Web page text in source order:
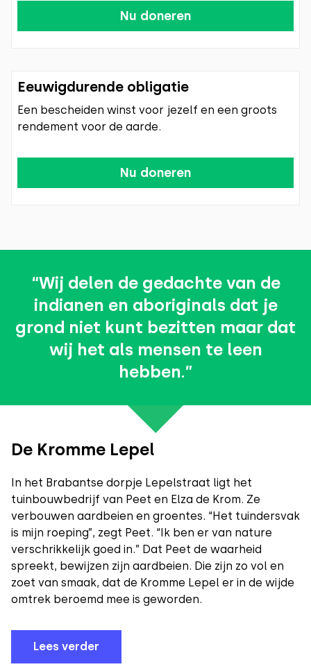
Nu doneren
Eeuwigdurende obligatie
Een bescheiden winst voor jezelf en een groots
rendement voor de aarde.
Nu doneren
“Wij delen de gedachte van de
indianen en aboriginals dat je
grond niet kunt bezitten maar dat
wij het als mensen te leen
hebben.”
De Kromme Lepel
In het Brabantse dorpje Lepelstraat ligt het
tuinbouwbedrijf van Peet en Elza de Krom. Ze
verbouwen aardbeien en groentes. “Het tuindersvak
is mijn roeping”, zegt Peet. “Ik ben er van nature
verschrikkelijk goed in.” Dat Peet de waarheid
spreekt, bewijzen zijn aardbeien. Die zijn zo vol en
zoet van smaak, dat de Kromme Lepel er in de wijde
omtrek beroemd mee is geworden.
Lees verder